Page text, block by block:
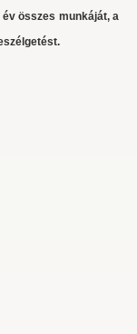
összes munkáját, a